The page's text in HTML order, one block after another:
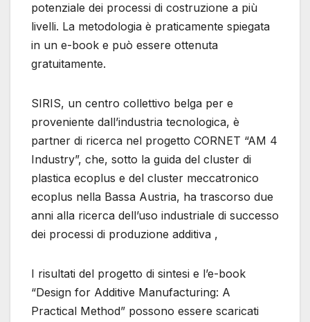
potenziale dei processi di costruzione a più
livelli. La metodologia è praticamente spiegata
in un e-book e può essere ottenuta
gratuitamente.
SIRIS, un centro collettivo belga per e
proveniente dall’industria tecnologica, è
partner di ricerca nel progetto CORNET “AM 4
Industry”, che, sotto la guida del cluster di
plastica ecoplus e del cluster meccatronico
ecoplus nella Bassa Austria, ha trascorso due
anni alla ricerca dell’uso industriale di successo
dei processi di produzione additiva ,
I risultati del progetto di sintesi e l’e-book
“Design for Additive Manufacturing: A
Practical Method” possono essere scaricati